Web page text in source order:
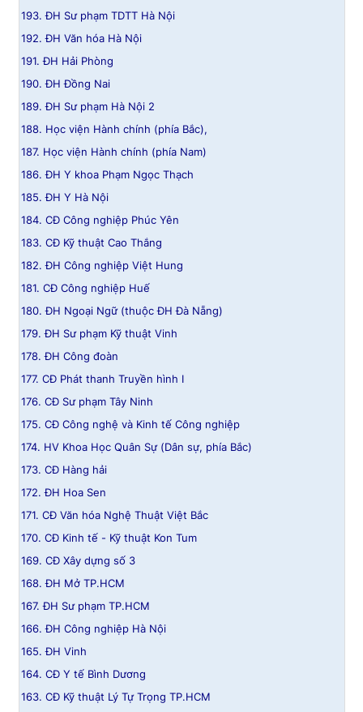
193. ĐH Sư phạm TDTT Hà Nội
192. ĐH Văn hóa Hà Nội
191. ĐH Hải Phòng
190. ĐH Đồng Nai
189. ĐH Sư phạm Hà Nội 2
188. Học viện Hành chính (phía Bắc),
187. Học viện Hành chính (phía Nam)
186. ĐH Y khoa Phạm Ngọc Thạch
185. ĐH Y Hà Nội
184. CĐ Công nghiệp Phúc Yên
183. CĐ Kỹ thuật Cao Thắng
182. ĐH Công nghiệp Việt Hung
181. CĐ Công nghiệp Huế
180. ĐH Ngoại Ngữ (thuộc ĐH Đà Nẵng)
179. ĐH Sư phạm Kỹ thuật Vinh
178. ĐH Công đoàn
177. CĐ Phát thanh Truyền hình I
176. CĐ Sư phạm Tây Ninh
175. CĐ Công nghệ và Kinh tế Công nghiệp
174. HV Khoa Học Quân Sự (Dân sự, phía Bắc)
173. CĐ Hàng hải
172. ĐH Hoa Sen
171. CĐ Văn hóa Nghệ Thuật Việt Bắc
170. CĐ Kinh tế - Kỹ thuật Kon Tum
169. CĐ Xây dựng số 3
168. ĐH Mở TP.HCM
167. ĐH Sư phạm TP.HCM
166. ĐH Công nghiệp Hà Nội
165. ĐH Vinh
164. CĐ Y tế Bình Dương
163. CĐ Kỹ thuật Lý Tự Trọng TP.HCM